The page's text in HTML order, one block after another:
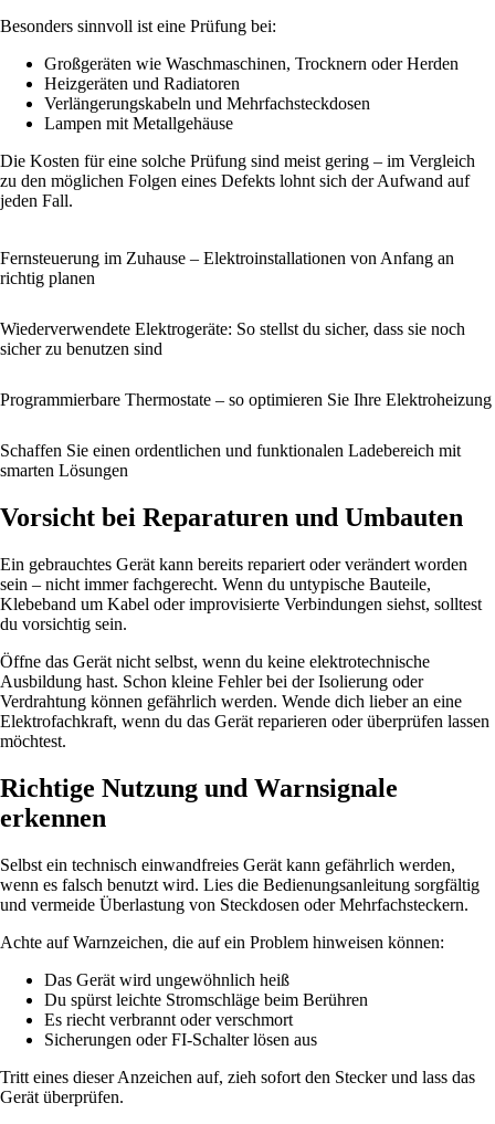
Besonders sinnvoll ist eine Prüfung bei:
Großgeräten wie Waschmaschinen, Trocknern oder Herden
Heizgeräten und Radiatoren
Verlängerungskabeln und Mehrfachsteckdosen
Lampen mit Metallgehäuse
Die Kosten für eine solche Prüfung sind meist gering – im Vergleich
zu den möglichen Folgen eines Defekts lohnt sich der Aufwand auf
jeden Fall.
Fernsteuerung im Zuhause – Elektroinstallationen von Anfang an
richtig planen
Wiederverwendete Elektrogeräte: So stellst du sicher, dass sie noch
sicher zu benutzen sind
Programmierbare Thermostate – so optimieren Sie Ihre Elektroheizung
Schaffen Sie einen ordentlichen und funktionalen Ladebereich mit
smarten Lösungen
Vorsicht bei Reparaturen und Umbauten
Ein gebrauchtes Gerät kann bereits repariert oder verändert worden
sein – nicht immer fachgerecht. Wenn du untypische Bauteile,
Klebeband um Kabel oder improvisierte Verbindungen siehst, solltest
du vorsichtig sein.
Öffne das Gerät nicht selbst, wenn du keine elektrotechnische
Ausbildung hast. Schon kleine Fehler bei der Isolierung oder
Verdrahtung können gefährlich werden. Wende dich lieber an eine
Elektrofachkraft, wenn du das Gerät reparieren oder überprüfen lassen
möchtest.
Richtige Nutzung und Warnsignale
erkennen
Selbst ein technisch einwandfreies Gerät kann gefährlich werden,
wenn es falsch benutzt wird. Lies die Bedienungsanleitung sorgfältig
und vermeide Überlastung von Steckdosen oder Mehrfachsteckern.
Achte auf Warnzeichen, die auf ein Problem hinweisen können:
Das Gerät wird ungewöhnlich heiß
Du spürst leichte Stromschläge beim Berühren
Es riecht verbrannt oder verschmort
Sicherungen oder FI-Schalter lösen aus
Tritt eines dieser Anzeichen auf, zieh sofort den Stecker und lass das
Gerät überprüfen.